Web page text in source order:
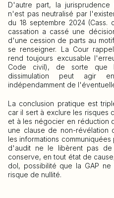
D'autre part, la
n'est pas neutralisé par
du 18 septembre 2024 (Cass.
cassation a cassé une
d'une cession de parts au
se renseigner. La Cour
rend toujours excusable
Code civil), de sorte que
dissimulation peut agir
indépendamment de
La conclusion pratique est
car il sert à exclure les risques
et à les négocier en réduction
une clause de non-révélation
les informations
d'audit ne le libèrent pas
conserve, en tout état de
dol, possibilité que la GAP
risque de nullité.